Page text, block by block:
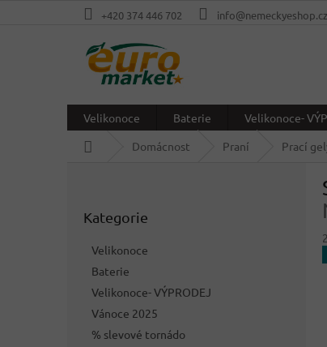
+420 374 446 702 info@nemeckyeshop.cz
Velikonoce Baterie Velikonoce-
Domácnost Praní Prací
kategorie
Kategorie
Velikonoce
Baterie
Velikonoce- VÝPRODEJ
Vánoce 2025
% slevové tornádo